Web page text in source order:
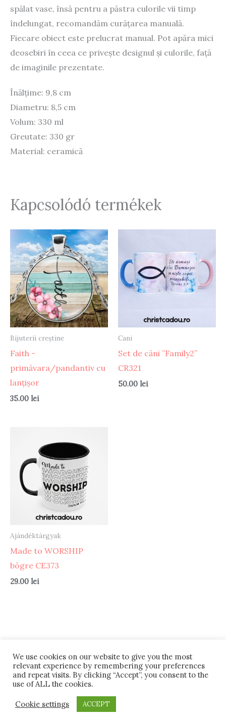
spălat vase, însă pentru a păstra culorile vii timp
îndelungat, recomandăm curățarea manuală.
Fiecare obiect este prelucrat manual. Pot apăra mici
deosebiri în ceea ce privește designul și culorile, față
de imaginile prezentate.
Înălțime: 9,8 cm
Diametru: 8,5 cm
Volum: 330 ml
Greutate: 330 gr
Material: ceramică
Kapcsolódó termékek
Bijuterii creștine
Faith -
primăvara/pandantiv cu
lanțișor
35.00 lei
Cani
Set de căni ”Family2”
CR321
50.00 lei
Ajándéktárgyak
Made to WORSHIP
bögre CE373
29.00 lei
Termeni si conditii Retur
#12 (cím nélkül)
ANPC
Despre noi
Powered by PRB DESIGN
We use cookies on our website to give you the most
relevant experience by remembering your preferences
and repeat visits. By clicking “Accept”, you consent to the
use of ALL the cookies.
Cookie settings ACCEPT